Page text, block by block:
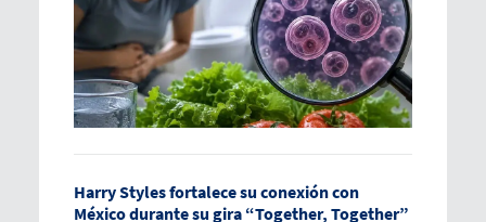
Harry Styles fortalece su conexión con
México durante su gira “Together, Together”